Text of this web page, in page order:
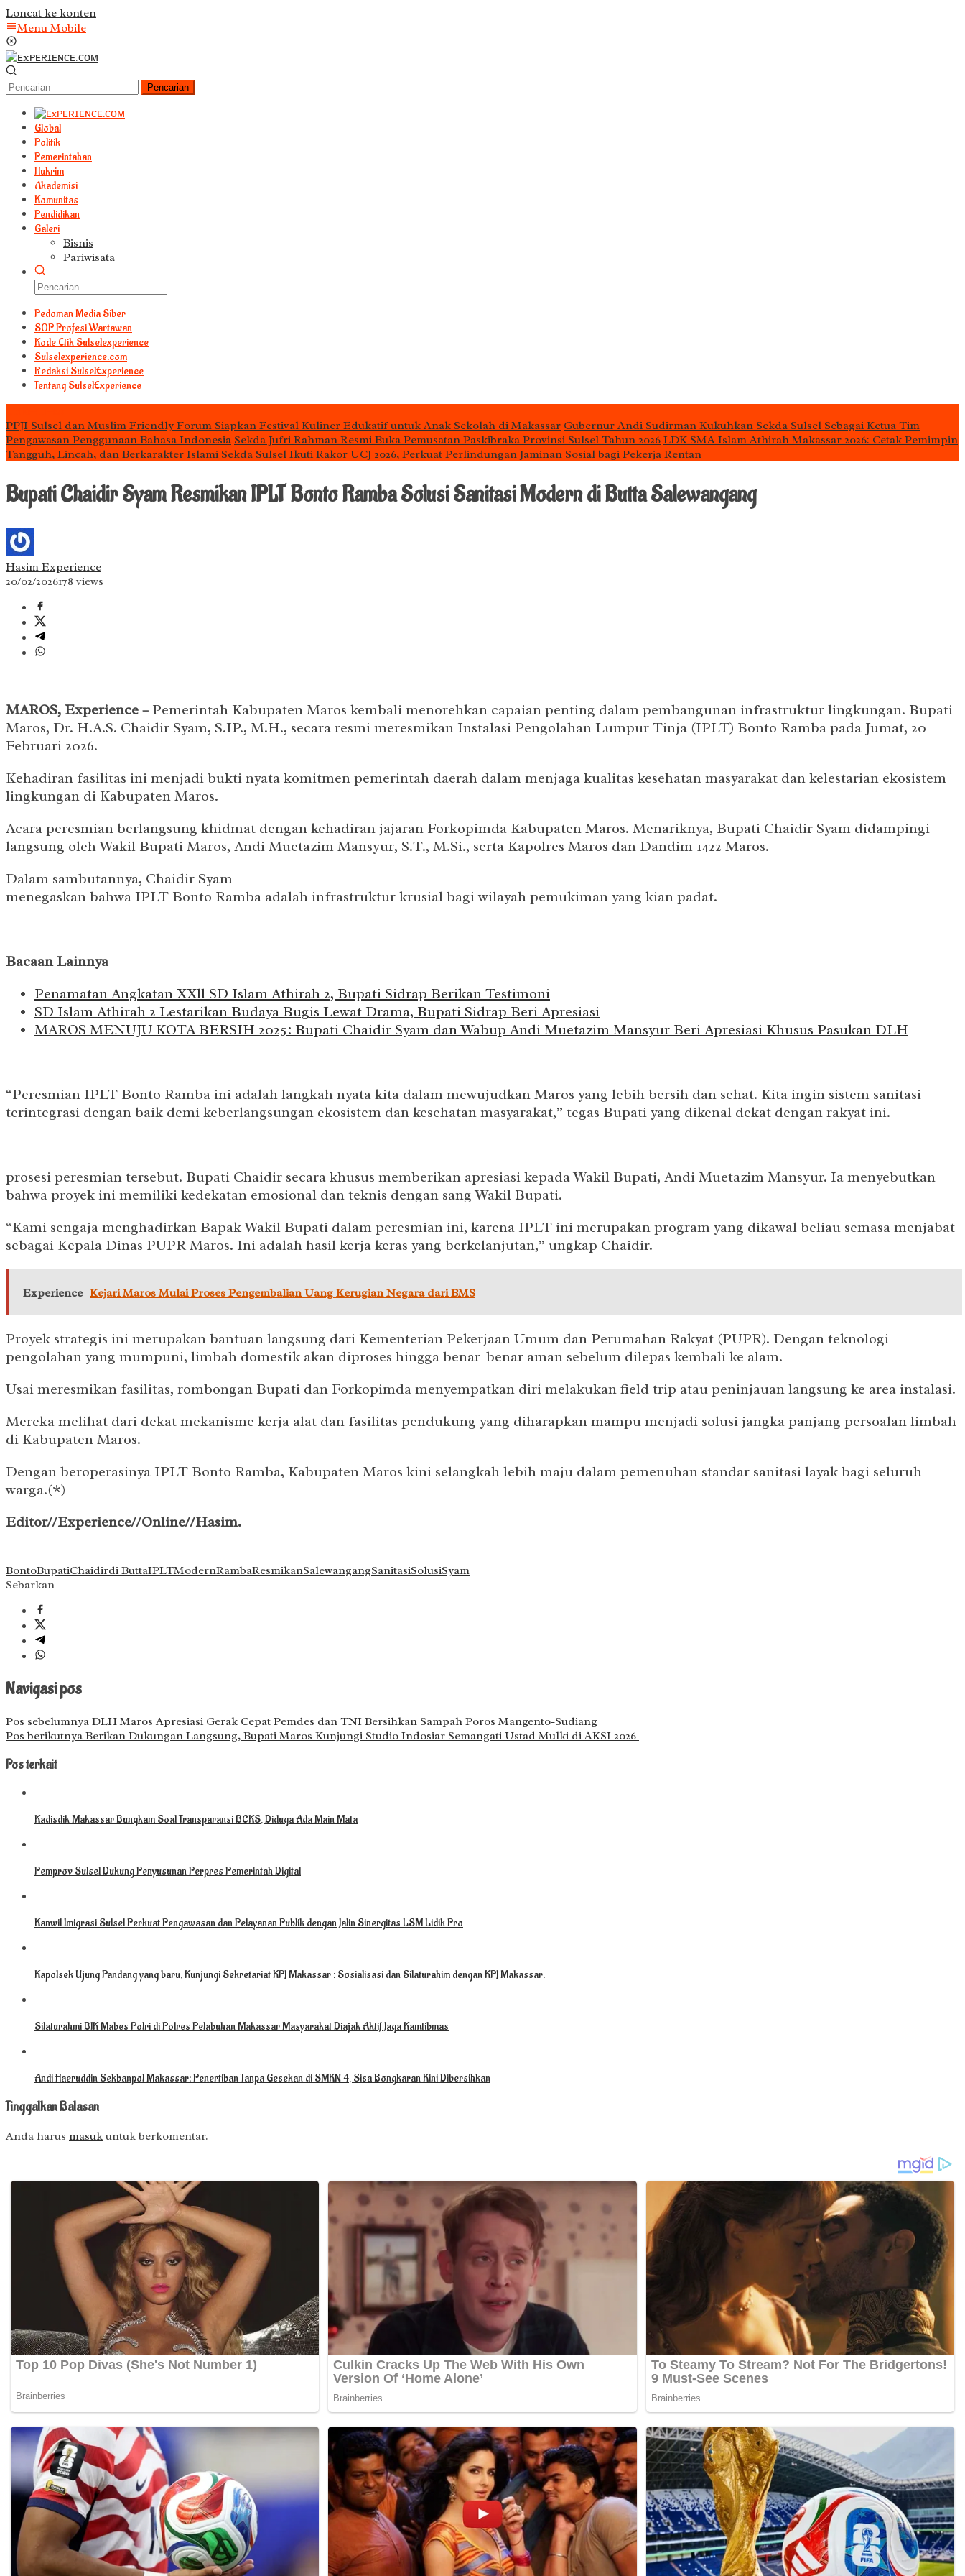
Loncat ke konten
Menu Mobile
Pencarian
Global
Politik
Pemerintahan
Hukrim
Akademisi
Komunitas
Pendidikan
Galeri
Bisnis
Pariwisata
Pedoman Media Siber
S0P Profesi Wartawan
Kode Etik Sulselexperience
Sulselexperience.com
Redaksi SulselExperience
Tentang SulselExperience
PPJI Sulsel dan Muslim Friendly Forum Siapkan Festival Kuliner Edukatif untuk Anak Sekolah di Makassar Gubernur Andi Sudirman Kukuhkan Sekda Sulsel Sebagai Ketua Tim
Pengawasan Penggunaan Bahasa Indonesia Sekda Jufri Rahman Resmi Buka Pemusatan Paskibraka Provinsi Sulsel Tahun 2026 LDK SMA Islam Athirah Makassar 2026: Cetak Pemimpin
Tangguh, Lincah, dan Berkarakter Islami Sekda Sulsel Ikuti Rakor UCJ 2026, Perkuat Perlindungan Jaminan Sosial bagi Pekerja Rentan
Bupati Chaidir Syam Resmikan IPLT Bonto Ramba Solusi Sanitasi Modern di Butta Salewangang
Hasim Experience
20/02/2026178 views
MAROS, Experience –Pemerintah Kabupaten Maros kembali menorehkan capaian penting dalam pembangunan infrastruktur lingkungan. Bupati
Maros, Dr. H.A.S. Chaidir Syam, S.IP., M.H., secara resmi meresmikan Instalasi Pengolahan Lumpur Tinja (IPLT) Bonto Ramba pada Jumat, 20
Februari 2026.
Kehadiran fasilitas ini menjadi bukti nyata komitmen pemerintah daerah dalam menjaga kualitas kesehatan masyarakat dan kelestarian ekosistem
lingkungan di Kabupaten Maros.
Acara peresmian berlangsung khidmat dengan kehadiran jajaran Forkopimda Kabupaten Maros. Menariknya, Bupati Chaidir Syam didampingi
langsung oleh Wakil Bupati Maros, Andi Muetazim Mansyur, S.T., M.Si., serta Kapolres Maros dan Dandim 1422 Maros.
Dalam sambutannya, Chaidir Syam
menegaskan bahwa IPLT Bonto Ramba adalah infrastruktur krusial bagi wilayah pemukiman yang kian padat.
Bacaan Lainnya
Penamatan Angkatan XXll SD Islam Athirah 2, Bupati Sidrap Berikan Testimoni
SD Islam Athirah 2 Lestarikan Budaya Bugis Lewat Drama, Bupati Sidrap Beri Apresiasi
MAROS MENUJU KOTA BERSIH 2025: Bupati Chaidir Syam dan Wabup Andi Muetazim Mansyur Beri Apresiasi Khusus Pasukan DLH
“Peresmian IPLT Bonto Ramba ini adalah langkah nyata kita dalam mewujudkan Maros yang lebih bersih dan sehat. Kita ingin sistem sanitasi
terintegrasi dengan baik demi keberlangsungan ekosistem dan kesehatan masyarakat,” tegas Bupati yang dikenal dekat dengan rakyat ini.
prosesi peresmian tersebut. Bupati Chaidir secara khusus memberikan apresiasi kepada Wakil Bupati, Andi Muetazim Mansyur. Ia menyebutkan
bahwa proyek ini memiliki kedekatan emosional dan teknis dengan sang Wakil Bupati.
“Kami sengaja menghadirkan Bapak Wakil Bupati dalam peresmian ini, karena IPLT ini merupakan program yang dikawal beliau semasa menjabat
sebagai Kepala Dinas PUPR Maros. Ini adalah hasil kerja keras yang berkelanjutan,” ungkap Chaidir.
Experience Kejari Maros Mulai Proses Pengembalian Uang Kerugian Negara dari BMS
Proyek strategis ini merupakan bantuan langsung dari Kementerian Pekerjaan Umum dan Perumahan Rakyat (PUPR). Dengan teknologi
pengolahan yang mumpuni, limbah domestik akan diproses hingga benar-benar aman sebelum dilepas kembali ke alam.
Usai meresmikan fasilitas, rombongan Bupati dan Forkopimda menyempatkan diri melakukan field trip atau peninjauan langsung ke area instalasi.
Mereka melihat dari dekat mekanisme kerja alat dan fasilitas pendukung yang diharapkan mampu menjadi solusi jangka panjang persoalan limbah
di Kabupaten Maros.
Dengan beroperasinya IPLT Bonto Ramba, Kabupaten Maros kini selangkah lebih maju dalam pemenuhan standar sanitasi layak bagi seluruh
warga.(*)
Editor//Experience//Online//Hasim.
BontoBupatiChaidirdi ButtaIPLTModernRambaResmikanSalewangangSanitasiSolusiSyam
Sebarkan
Navigasi pos
Pos sebelumnya DLH Maros Apresiasi Gerak Cepat Pemdes dan TNI Bersihkan Sampah Poros Mangento-Sudiang
Pos berikutnya ‎Berikan Dukungan Langsung, Bupati Maros Kunjungi Studio Indosiar Semangati Ustad Mulki di AKSI 2026 ‎
Pos terkait
Kadisdik Makassar Bungkam Soal Transparansi BCKS, Diduga Ada Main Mata
Pemprov Sulsel Dukung Penyusunan Perpres Pemerintah Digital
Kanwil Imigrasi Sulsel Perkuat Pengawasan dan Pelayanan Publik dengan Jalin Sinergitas LSM Lidik Pro
Kapolsek Ujung Pandang yang baru, Kunjungi Sekretariat KPJ Makassar : Sosialisasi dan Silaturahim dengan KPJ Makassar.
Silaturahmi BIK Mabes Polri di Polres Pelabuhan Makassar Masyarakat Diajak Aktif Jaga Kamtibmas
Andi Haeruddin Sekbanpol Makassar: Penertiban Tanpa Gesekan di SMKN 4, Sisa Bongkaran Kini Dibersihkan
Tinggalkan Balasan
Anda harus masuk untuk berkomentar.